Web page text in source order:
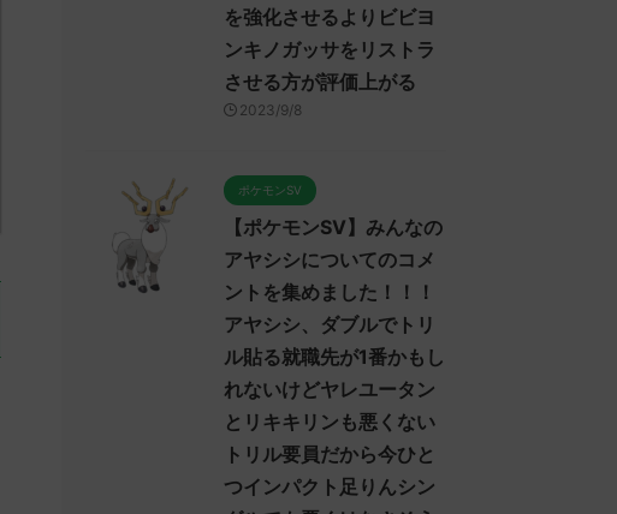
/read.cgi/poke/1685459114/" 反応
される人さん0055 0055 名無しさ
ん、君に決めた！ (ｽｯﾌﾟ Sdbf-
mLoM) 2023/05/31(水)
07:36:52.19ID:+/6UvhFfd ヒスイ
リージョンを輸送するために、久
どう思ってる？ 初めの記事 元の
レ："https://medaka.5ch.net/test
/read.cgi/poke/1685459114/" 反応
される人さん0919 0919 名無しさ
23:53:19.96ID:X6LFL4hoM なんで
トゲキッスちゃんをパルデアに入
れてくんないの酷い 反応される人
さん0938 0938 名無しさん、君に
決めた！ (ｽﾌﾟｯｯ Sdbf-EFSw) ...
を強化させるよりビビヨ
ンキノガッサをリストラ
させる方が評価上がる
2023/9/8
ポケモンSV
【ポケモンSV】みんなの
アヤシシについてのコメ
ントを集めました！！！
アヤシシ、ダブルでトリ
ル貼る就職先が1番かもし
れないけどヤレユータン
とリキキリンも悪くない
トリル要員だから今ひと
つインパクト足りんシン